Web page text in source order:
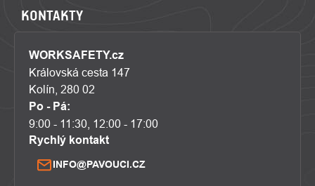
KONTAKTY
WORKSAFETY.cz
Královská cesta 147
Kolín, 280 02
Po - Pá:
9:00 - 11:30, 12:00 - 17:00
Rychlý kontakt
INFO@PAVOUCI.CZ